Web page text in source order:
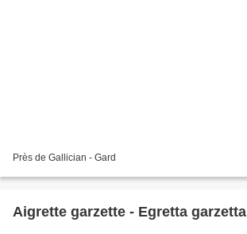
Près de Gallician - Gard
Aigrette garzette - Egretta garzetta